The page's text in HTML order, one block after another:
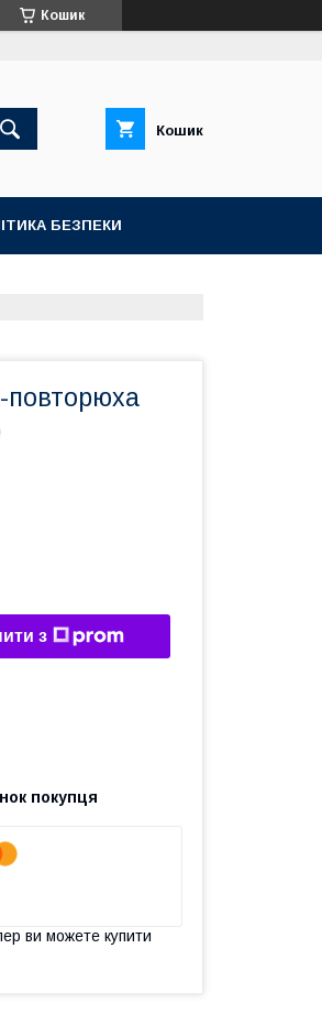
Кошик
Кошик
БЕЗПЕКИ
повторюха
з
покупця
ви можете купити